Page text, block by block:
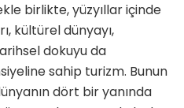
birlikte, yüzyıllar içinde
kültürel dünyayı,
dokuyu da
sahip turizm. Bunun
dört bir yanında